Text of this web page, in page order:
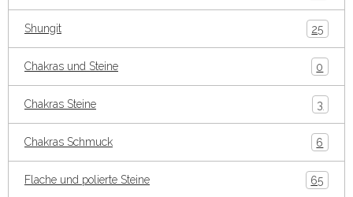
Shungit 25
Chakras und Steine 0
Chakras Steine 3
Chakras Schmuck 6
Flache und polierte Steine 65